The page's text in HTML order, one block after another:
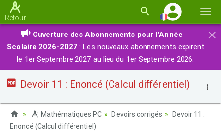
la
Retour
×
Ouverture des Abonnements pour l'Année
Scolaire 2026-2027 : Les nouveaux abonnements expirent
le 1er Septembre 2027 au lieu du 1er Septembre 2026.
Devoir 11 : Enoncé (Calcul différentiel)
Mathématiques PC Devoirs corrigés
Devoir 11 :
Enoncé (Calcul différentiel)